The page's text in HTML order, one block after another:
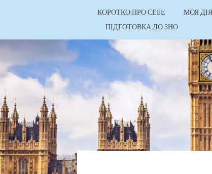
КОРОТКО ПРО СЕБЕ МОЯ
ПІДГОТОВКА ДО ЗНО